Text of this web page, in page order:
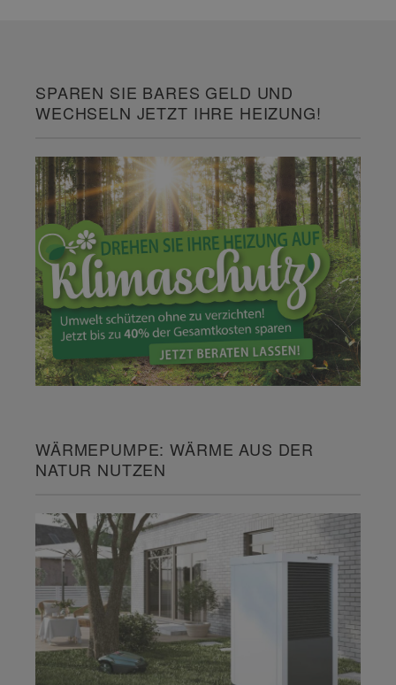
SPAREN SIE BARES GELD UND
WECHSELN JETZT IHRE HEIZUNG!
WÄRMEPUMPE: WÄRME AUS DER
NATUR NUTZEN